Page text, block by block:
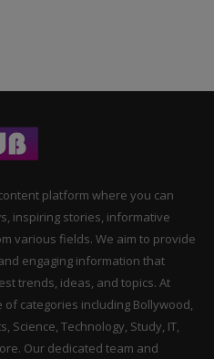
platform where you can
inspiring stories, informative
various fields. We aim to provide
engaging information that
trends, ideas, and topics. At
of categories including Bollywood,
Science, Technology, Study, IT,
Our dedicated team and